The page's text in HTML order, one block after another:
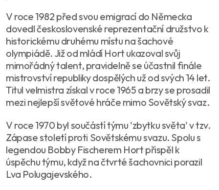
V roce 1982 před svou emigrací do Německa
dovedl československé reprezentační družstvo k
historickému druhému místu na šachové
olympiádě. Již od mládí Hort ukazoval svůj
mimořádný talent, pravidelně se účastnil finále
mistrovství republiky dospělých už od svých 14 let.
Titul velmistra získal v roce 1965 a brzy se prosadil
mezi nejlepší světové hráče mimo Sovětský svaz.
V roce 1970 byl součástí týmu 'zbytku světa' v tzv.
Zápase století proti Sovětskému svazu. Spolu s
legendou Bobby Fischerem Hort přispěl k
úspěchu týmu, když na čtvrté šachovnici porazil
Lva Polugajevského.